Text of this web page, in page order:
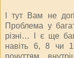
І тут Вам не
Проблема у
різні… І є ще
навіть 6, 8 чи
почуттям